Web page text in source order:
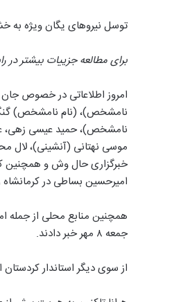
توسل نیروهای یگان ویژه به
برای مطالعه جزییات بیشتر
امروز اطلاعاتی در خصوص
نامشخص)، (نام نامشخص)
نامشخص)، حمید عیسی‌ زهی،
موسی نهتانی (آنشینی)، لال‌
خبرگزاری حال وش و همچنین
امیرحسین بساطی در کرمانشاه
جمعه ۸ مهر خبر دادند.
از سوی دیگر استاندار کردستان از جان باختن ۴ شهروند در